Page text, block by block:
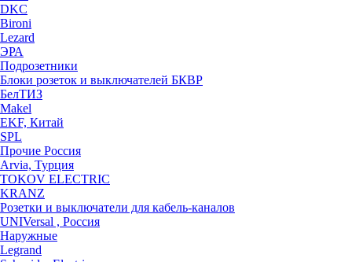
DKC
Bironi
Lezard
ЭРА
Подрозетники
Блоки розеток и выключателей БКВР
БелТИЗ
Makel
EKF, Китай
SPL
Прочие Россия
Arvia, Турция
TOKOV ELECTRIC
KRANZ
Розетки и выключатели для кабель-каналов
UNIVersal , Россия
Наружные
Legrand